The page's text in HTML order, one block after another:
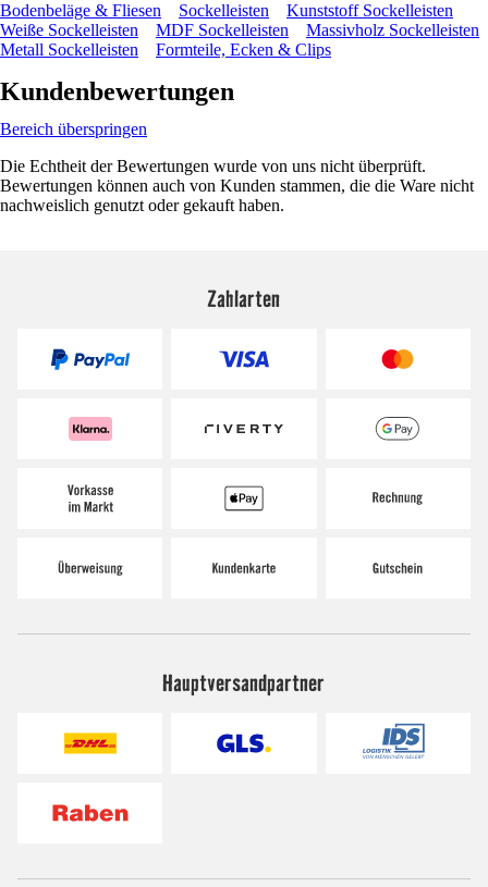
Bodenbeläge & Fliesen
Sockelleisten
Kunststoff Sockelleisten
Weiße Sockelleisten
MDF Sockelleisten
Massivholz Sockelleisten
Metall Sockelleisten
Formteile, Ecken & Clips
Kundenbewertungen
Bereich überspringen
Die Echtheit der Bewertungen wurde von uns nicht überprüft.
Bewertungen können auch von Kunden stammen, die die Ware nicht
nachweislich genutzt oder gekauft haben.
Zahlarten
Hauptversandpartner